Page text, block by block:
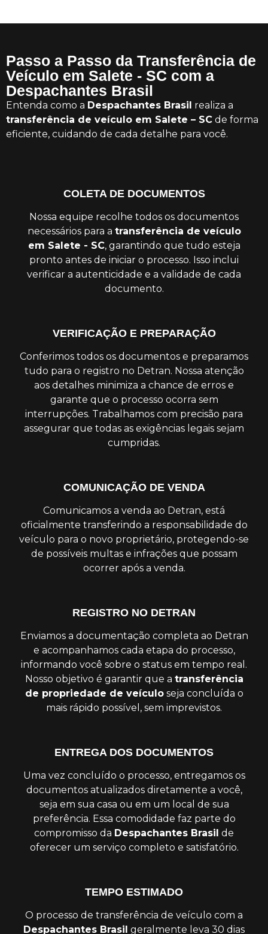
Passo a Passo da Transferência de
Veículo em Salete - SC com a
Despachantes Brasil
Entenda como a Despachantes Brasil realiza a
transferência de veículo em Salete – SC de forma
eficiente, cuidando de cada detalhe para você.
COLETA DE DOCUMENTOS
Nossa equipe recolhe todos os documentos
necessários para a transferência de veículo
em Salete - SC, garantindo que tudo esteja
pronto antes de iniciar o processo. Isso inclui
verificar a autenticidade e a validade de cada
documento.
VERIFICAÇÃO E PREPARAÇÃO
Conferimos todos os documentos e preparamos
tudo para o registro no Detran. Nossa atenção
aos detalhes minimiza a chance de erros e
garante que o processo ocorra sem
interrupções. Trabalhamos com precisão para
assegurar que todas as exigências legais sejam
cumpridas.
COMUNICAÇÃO DE VENDA
Comunicamos a venda ao Detran, está
oficialmente transferindo a responsabilidade do
veículo para o novo proprietário, protegendo-se
de possíveis multas e infrações que possam
ocorrer após a venda.
REGISTRO NO DETRAN
Enviamos a documentação completa ao Detran
e acompanhamos cada etapa do processo,
informando você sobre o status em tempo real.
Nosso objetivo é garantir que a transferência
de propriedade de veículoseja concluída o
mais rápido possível, sem imprevistos.
ENTREGA DOS DOCUMENTOS
Uma vez concluído o processo, entregamos os
documentos atualizados diretamente a você,
seja em sua casa ou em um local de sua
preferência. Essa comodidade faz parte do
compromisso da Despachantes Brasil de
oferecer um serviço completo e satisfatório.
TEMPO ESTIMADO
O processo de transferência de veículo com a
Despachantes Brasil geralmente leva 30 dias